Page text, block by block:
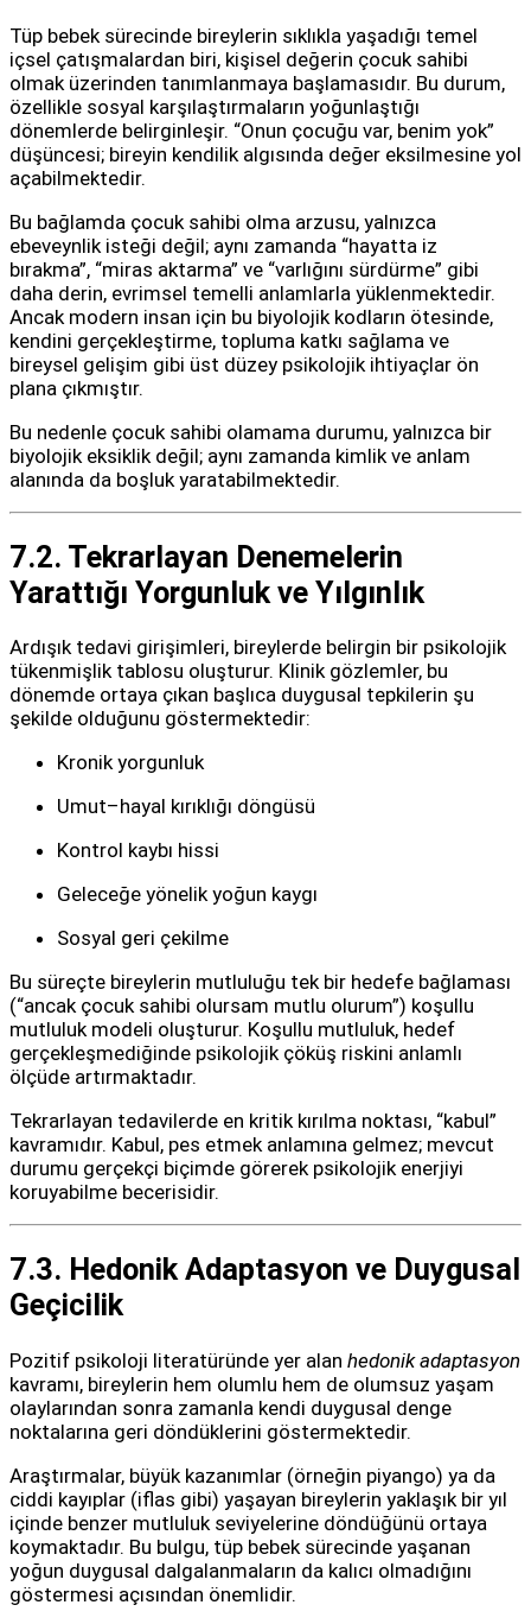
Tüp bebek sürecinde bireylerin sıklıkla yaşadığı temel
içsel çatışmalardan biri, kişisel değerin çocuk sahibi
olmak üzerinden tanımlanmaya başlamasıdır. Bu durum,
özellikle sosyal karşılaştırmaların yoğunlaştığı
dönemlerde belirginleşir. “Onun çocuğu var, benim yok”
düşüncesi; bireyin kendilik algısında değer eksilmesine yol
açabilmektedir.
Bu bağlamda çocuk sahibi olma arzusu, yalnızca
ebeveynlik isteği değil; aynı zamanda “hayatta iz
bırakma”, “miras aktarma” ve “varlığını sürdürme” gibi
daha derin, evrimsel temelli anlamlarla yüklenmektedir.
Ancak modern insan için bu biyolojik kodların ötesinde,
kendini gerçekleştirme, topluma katkı sağlama ve
bireysel gelişim gibi üst düzey psikolojik ihtiyaçlar ön
plana çıkmıştır.
Bu nedenle çocuk sahibi olamama durumu, yalnızca bir
biyolojik eksiklik değil; aynı zamanda kimlik ve anlam
alanında da boşluk yaratabilmektedir.
7.2. Tekrarlayan Denemelerin
Yarattığı Yorgunluk ve Yılgınlık
Ardışık tedavi girişimleri, bireylerde belirgin bir psikolojik
tükenmişlik tablosu oluşturur. Klinik gözlemler, bu
dönemde ortaya çıkan başlıca duygusal tepkilerin şu
şekilde olduğunu göstermektedir:
Kronik yorgunluk
Umut–hayal kırıklığı döngüsü
Kontrol kaybı hissi
Geleceğe yönelik yoğun kaygı
Sosyal geri çekilme
Bu süreçte bireylerin mutluluğu tek bir hedefe bağlaması
(“ancak çocuk sahibi olursam mutlu olurum”) koşullu
mutluluk modeli oluşturur. Koşullu mutluluk, hedef
gerçekleşmediğinde psikolojik çöküş riskini anlamlı
ölçüde artırmaktadır.
Tekrarlayan tedavilerde en kritik kırılma noktası, “kabul”
kavramıdır. Kabul, pes etmek anlamına gelmez; mevcut
durumu gerçekçi biçimde görerek psikolojik enerjiyi
koruyabilme becerisidir.
7.3. Hedonik Adaptasyon ve Duygusal
Geçicilik
Pozitif psikoloji literatüründe yer alan hedonik adaptasyon
kavramı, bireylerin hem olumlu hem de olumsuz yaşam
olaylarından sonra zamanla kendi duygusal denge
noktalarına geri döndüklerini göstermektedir.
Araştırmalar, büyük kazanımlar (örneğin piyango) ya da
ciddi kayıplar (iflas gibi) yaşayan bireylerin yaklaşık bir yıl
içinde benzer mutluluk seviyelerine döndüğünü ortaya
koymaktadır. Bu bulgu, tüp bebek sürecinde yaşanan
yoğun duygusal dalgalanmaların da kalıcı olmadığını
göstermesi açısından önemlidir.